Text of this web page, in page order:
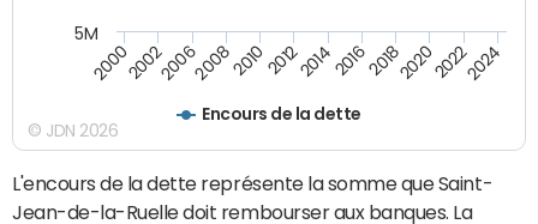
Encours de la dette
200020022006200820102012201420162018202020222024
5M
© JDN 2026
L'encours de la dette représente la somme que Saint-
Jean-de-la-Ruelle doit rembourser aux banques. La